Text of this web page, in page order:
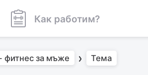
Как работим?
за мъже Тема